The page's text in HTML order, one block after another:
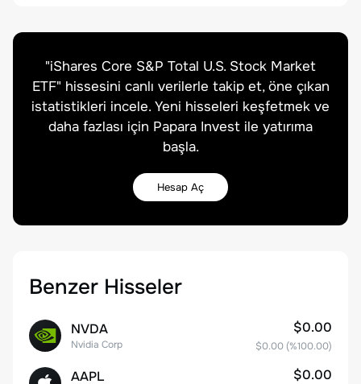
"iShares Core S&P Total U.S. Stock Market
ETF" hissesini canlı verilerle takip et, öne çıkan
istatistikleri incele. Yeni hisseleri keşfetmek ve
daha fazlası için Papara Invest ile yatırıma
başla.
Hesap Aç
Benzer Hisseler
NVDA
Nvidia Corp
$0.00
$0.00 (%100.00)
AAPL $0.00